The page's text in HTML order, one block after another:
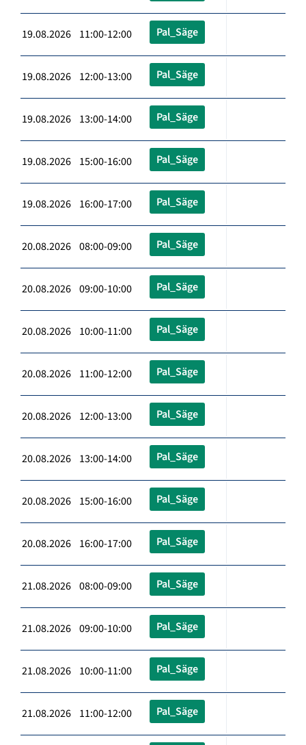
19.08.2026 11:00-12:00 Pal_Säge
19.08.2026 12:00-13:00 Pal_Säge
19.08.2026 13:00-14:00 Pal_Säge
19.08.2026 15:00-16:00 Pal_Säge
19.08.2026 16:00-17:00 Pal_Säge
20.08.2026 08:00-09:00 Pal_Säge
20.08.2026 09:00-10:00 Pal_Säge
20.08.2026 10:00-11:00 Pal_Säge
20.08.2026 11:00-12:00 Pal_Säge
20.08.2026 12:00-13:00 Pal_Säge
20.08.2026 13:00-14:00 Pal_Säge
20.08.2026 15:00-16:00 Pal_Säge
20.08.2026 16:00-17:00 Pal_Säge
21.08.2026 08:00-09:00 Pal_Säge
21.08.2026 09:00-10:00 Pal_Säge
21.08.2026 10:00-11:00 Pal_Säge
21.08.2026 11:00-12:00 Pal_Säge